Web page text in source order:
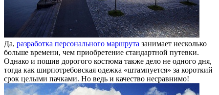
Да, разработка персонального маршрута занимает несколько
больше времени, чем приобретение стандартной путевки.
Однако и пошив дорогого костюма также дело не одного дня,
тогда как ширпотребовская одежка «штампуется» за короткий
срок целыми пачками. Но ведь и качество несравнимо!